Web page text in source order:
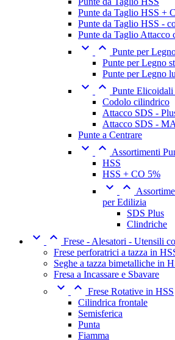
Punte da Taglio HSS +
Punte da Taglio HSS -
Punte da Taglio Attacco
  Punte per
Punte per Legno
Punte per Legno
  Punte
Codolo cilindrico
Attacco SDS -
Attacco SDS -
Punte a Centrare
  Assortimenti
HSS
HSS + CO 5%
 
per Edilizia
SDS Plus
Clindriche
  Frese - Alesatori - Utensili
Frese perforatrici a tazza in
Seghe a tazza bimetalliche in
Fresa a Incassare e Sbavare
  Frese Rotative in HSS
Cilindrica frontale
Semisferica
Punta
Fiamma